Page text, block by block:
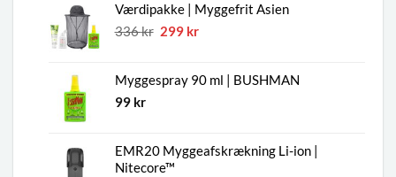
Værdipakke | Myggefrit Asien
336kr Den
var:
299 krDen
er:
Myggespray 90 ml | BUSHMAN
99 kr
EMR20 Myggeafskrækning Li-ion |
Nitecore™